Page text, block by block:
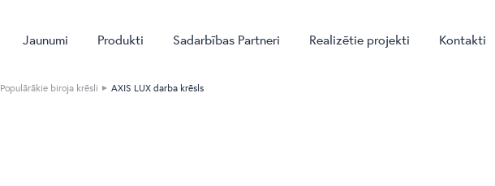
Jaunumi Produkti Sadarbības Partneri Realizētie projekti Kontakti
Populārākie biroja krēsli AXIS LUX darba krēsls